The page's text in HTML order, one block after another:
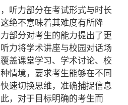
听力部分在考试形式与时长
绝不意味着其难度有所降
部分对考生的能力提出了更
力将学术讲座与校园对话场
盖课堂学习、学术讨论、校
情境，要求考生能够在不同
速切换思维，准确捕捉信息
，对于目标明确的考生而